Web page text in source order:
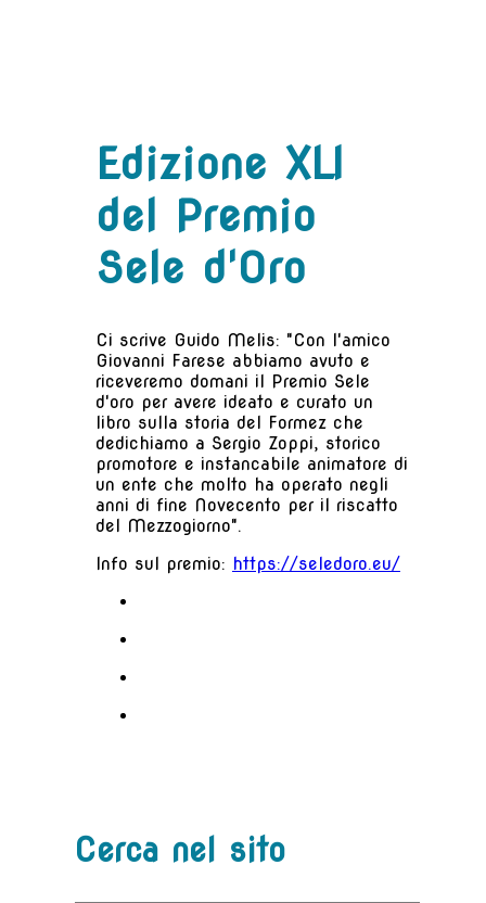
Edizione XLI
del Premio
Sele d'Oro
Ci scrive Guido Melis: "Con l'amico
Giovanni Farese abbiamo avuto e
riceveremo domani il Premio Sele
d'oro per avere ideato e curato un
libro sulla storia del Formez che
dedichiamo a Sergio Zoppi, storico
promotore e instancabile animatore di
un ente che molto ha operato negli
anni di fine Novecento per il riscatto
del Mezzogiorno".
Info sul premio: https://seledoro.eu/
Cerca nel sito